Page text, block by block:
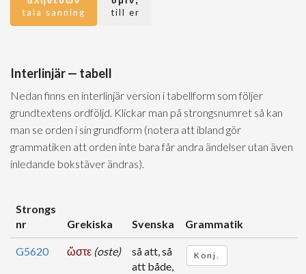
tala sanning
till er
Interlinjär — tabell
Nedan finns en interlinjär version i tabellform som följer
grundtextens ordföljd. Klickar man på strongsnumret så kan
man se orden i sin grundform (notera att ibland gör
grammatiken att orden inte bara får andra ändelser utan även
inledande bokstäver ändras).
Strongs
nr
Grekiska Svenska Grammatik
G5620 ὥστε (oste)
så att, så
att både,
Konj.